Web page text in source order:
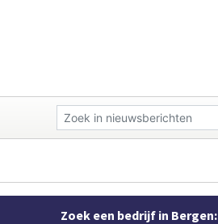
Zoek een bedrijf in Bergen: